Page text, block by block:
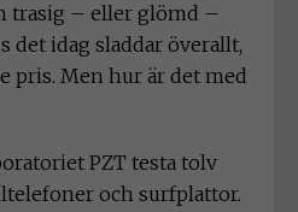
trasig – eller glömd –
det idag sladdar överallt,
pris. Men hur är det med
PZT testa tolv
och surfplattor.